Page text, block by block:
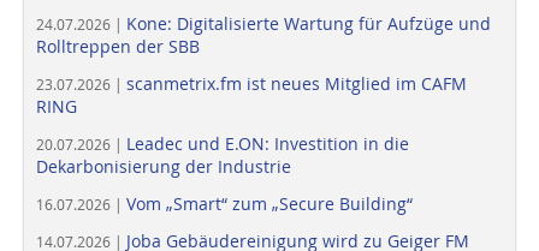
24.07.2026 | Kone: Digitalisierte Wartung für Aufzüge und
Rolltreppen der SBB
23.07.2026 | scanmetrix.fm ist neues Mitglied im CAFM
RING
20.07.2026 | Leadec und E.ON: Investition in die
Dekarbonisierung der Industrie
16.07.2026 | Vom „Smart“ zum „Secure Building“
14.07.2026 | Joba Gebäudereinigung wird zu Geiger FM